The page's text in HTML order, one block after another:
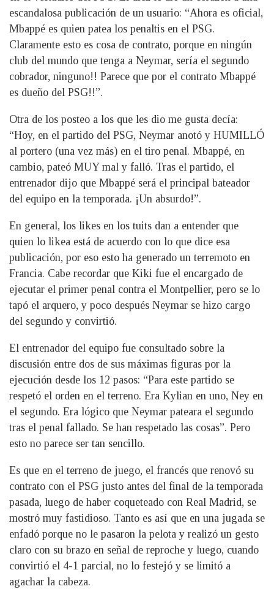
escandalosa publicación de un usuario: “Ahora es oficial,
Mbappé es quien patea los penaltis en el PSG.
Claramente esto es cosa de contrato, porque en ningún
club del mundo que tenga a Neymar, sería el segundo
cobrador, ninguno!! Parece que por el contrato Mbappé
es dueño del PSG!!”.
Otra de los posteo a los que les dio me gusta decía:
“Hoy, en el partido del PSG, Neymar anotó y HUMILLÓ
al portero (una vez más) en el tiro penal. Mbappé, en
cambio, pateó MUY mal y falló. Tras el partido, el
entrenador dijo que Mbappé será el principal bateador
del equipo en la temporada. ¡Un absurdo!”.
En general, los likes en los tuits dan a entender que
quien lo likea está de acuerdo con lo que dice esa
publicación, por eso esto ha generado un terremoto en
Francia. Cabe recordar que Kiki fue el encargado de
ejecutar el primer penal contra el Montpellier, pero se lo
tapó el arquero, y poco después Neymar se hizo cargo
del segundo y convirtió.
El entrenador del equipo fue consultado sobre la
discusión entre dos de sus máximas figuras por la
ejecución desde los 12 pasos: “Para este partido se
respetó el orden en el terreno. Era Kylian en uno, Ney en
el segundo. Era lógico que Neymar pateara el segundo
tras el penal fallado. Se han respetado las cosas”. Pero
esto no parece ser tan sencillo.
Es que en el terreno de juego, el francés que renovó su
contrato con el PSG justo antes del final de la temporada
pasada, luego de haber coqueteado con Real Madrid, se
mostró muy fastidioso. Tanto es así que en una jugada se
enfadó porque no le pasaron la pelota y realizó un gesto
claro con su brazo en señal de reproche y luego, cuando
convirtió el 4-1 parcial, no lo festejó y se limitó a
agachar la cabeza.